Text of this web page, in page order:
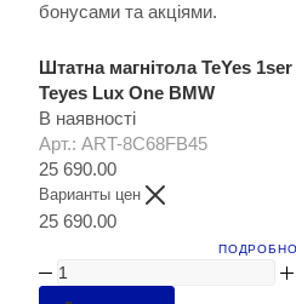
бонусами та акціями.
Штатна магнітола TeYes
Teyes Lux One BMW
В наявності
Арт.: ART-8C68FB45
25 690.00
Варианты цен
25 690.00